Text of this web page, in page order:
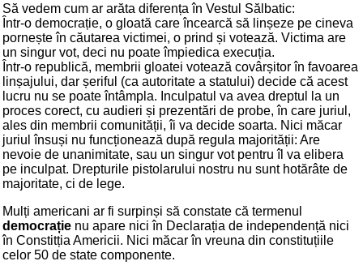
Să vedem cum ar arăta diferența în Vestul Sălbatic:
Într-o democrație, o gloată care încearcă să linșeze pe cineva
pornește în căutarea victimei, o prind și votează. Victima are
un singur vot, deci nu poate împiedica execuția.
Într-o republică, membrii gloatei votează covârșitor în favoarea
linșajului, dar șeriful (ca autoritate a statului) decide că acest
lucru nu se poate întâmpla. Inculpatul va avea dreptul la un
proces corect, cu audieri și prezentări de probe, în care juriul,
ales din membrii comunității, îi va decide soarta. Nici măcar
juriul însuși nu funcționează după regula majorității: Are
nevoie de unanimitate, sau un singur vot pentru îl va elibera
pe inculpat. Drepturile pistolarului nostru nu sunt hotărâte de
majoritate, ci de lege.
Mulți americani ar fi surpinși să constate că termenul
democrație nu apare nici în Declarația de independență nici
în Constitția Americii. Nici măcar în vreuna din constituțiile
celor 50 de state componente.